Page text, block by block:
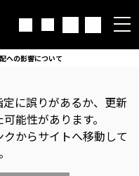
への影響について
定に誤りがあるか、更新
能性があります。
からサイトへ移動して